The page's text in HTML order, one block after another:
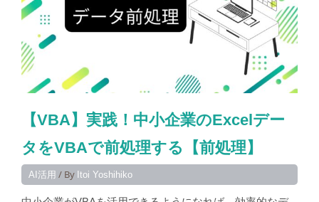
【VBA】実践！中小企業のExcelデー
タをVBAで前処理する【前処理】
AI活用 / By Itoi Yoshihiko